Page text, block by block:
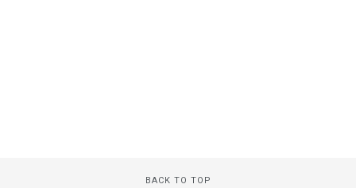
BACK TO TOP